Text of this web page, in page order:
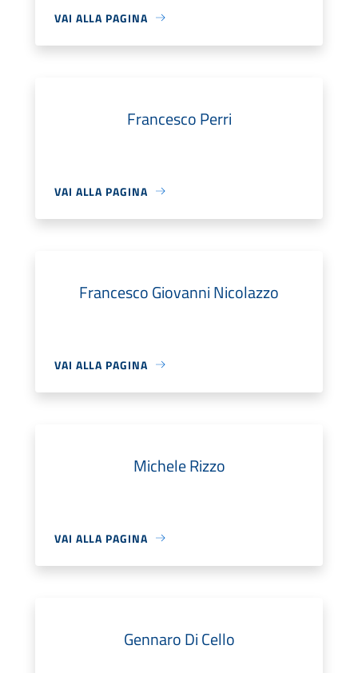
VAI ALLA PAGINA
Francesco Perri
VAI ALLA PAGINA
Francesco Giovanni Nicolazzo
VAI ALLA PAGINA
Michele Rizzo
VAI ALLA PAGINA
Gennaro Di Cello